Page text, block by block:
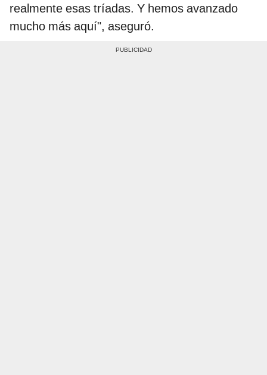
realmente esas tríadas. Y hemos avanzado
mucho más aquí", aseguró.